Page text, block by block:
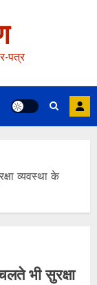
पत्र
व्यवस्था के
भी सुरक्षा